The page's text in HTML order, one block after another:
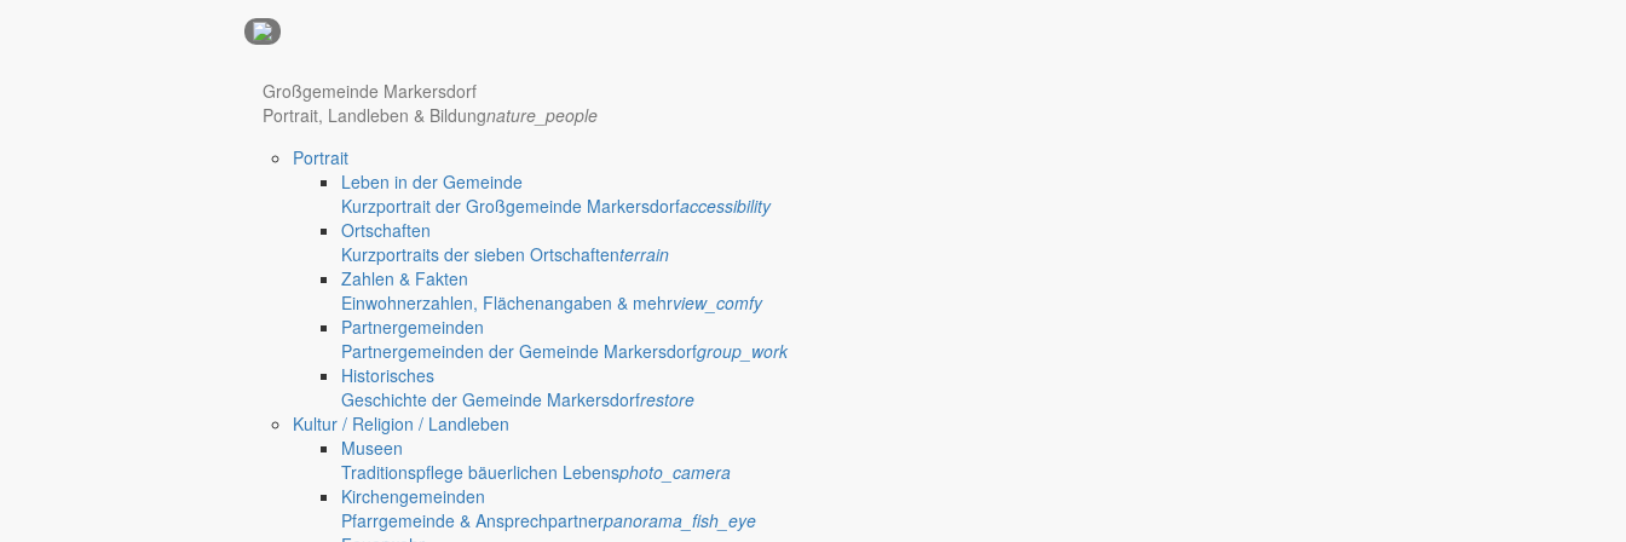
Regional werben auf markersdorf.de! anzeigen@gemeinde-markersdorf.de
Großgemeinde Markersdorf
Portrait, Landleben & Bildungnature_people
Portrait
Leben in der Gemeinde
Kurzportrait der Großgemeinde Markersdorfaccessibility
Ortschaften
Kurzportraits der sieben Ortschaftenterrain
Zahlen & Fakten
Einwohnerzahlen, Flächenangaben & mehrview_comfy
Partnergemeinden
Partnergemeinden der Gemeinde Markersdorfgroup_work
Historisches
Geschichte der Gemeinde Markersdorfrestore
Kultur / Religion / Landleben
Museen
Traditionspflege bäuerlichen Lebensphoto_camera
Kirchengemeinden
Pfarrgemeinde & Ansprechpartnerpanorama_fish_eye
Deutsch-Paulsdorf
Jauernick-Buschbach